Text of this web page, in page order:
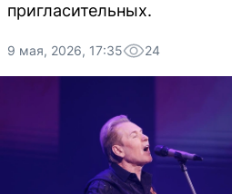
пригласительных.
9 мая, 2026, 17:35 24